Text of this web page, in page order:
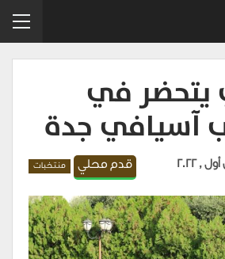
يتحضر في
آسيافي جدة
قدم محلي منتخبات